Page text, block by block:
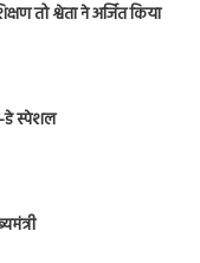
तो श्वेता ने अर्जित किया
डे स्पेशल